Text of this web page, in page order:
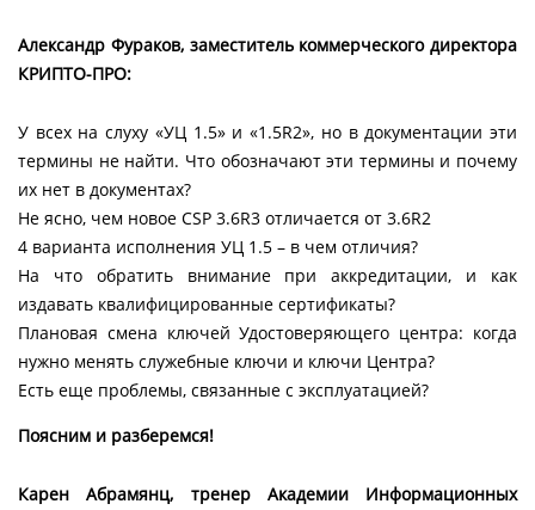
Александр Фураков, заместитель коммерческого директора
КРИПТО-ПРО:
У всех на слуху «УЦ 1.5» и «1.5R2», но в документации эти
термины не найти. Что обозначают эти термины и почему
их нет в документах?
Не ясно, чем новое CSP 3.6R3 отличается от 3.6R2
4 варианта исполнения УЦ 1.5 – в чем отличия?
На что обратить внимание при аккредитации, и как
издавать квалифицированные сертификаты?
Плановая смена ключей Удостоверяющего центра: когда
нужно менять служебные ключи и ключи Центра?
Есть еще проблемы, связанные с эксплуатацией?
Поясним и разберемся!
Карен Абрамянц, тренер Академии Информационных